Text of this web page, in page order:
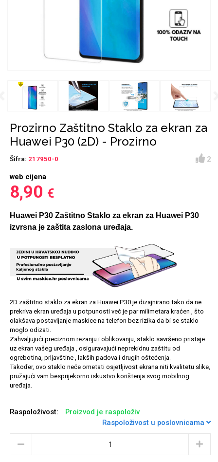
Previous
Prozirno Zaštitno Staklo za ekran za
Huawei P30 (2D) - Prozirno
Šifra: 217950-0
2
web cijena
8,90 €
Huawei P30 Zaštitno Staklo za ekran za Huawei P30
izvrsna je zaštita zaslona uređaja.
2D zaštitno staklo za ekran za Huawei P30 je dizajnirano tako da ne
prekriva ekran uređaja u potpunosti već je par milimetara kraćen , što
olakšava postavljanje maskice na telefon bez rizika da bi se staklo
moglo odizati.
Zahvaljujući preciznom rezanju i oblikovanju, staklo savršeno pristaje
uz ekran vašeg uređaja , osiguravajući neprekidnu zaštitu od
ogrebotina, prljavštine , lakših padova i drugih oštećenja.
Također, ovo staklo neće ometati osjetljivost ekrana niti kvalitetu slike,
pružajući vam besprijekorno iskustvo korištenja svog mobilnog
uređaja.
Raspoloživost:
Proizvod je raspoloživ
Raspoloživost u poslovnicama
Croatos
Najprodavanije - TOP
Gym
Sleng Feel Good
Životinjsko carstvo Takeoff
Valentinovo
Xiaomi Punjači za mobitel
Spigen maskice
Univerzalne futrole i
maskice
Preklopne maskice
Ostali držači
AUX kablovi Adapteri za mobitel